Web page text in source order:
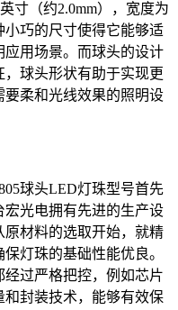
寸（约2.0mm），宽度为
小巧的尺寸使得它能够适
用场景。而球头的设计
球头形状有助于实现更
柔和光线效果的照明设
球头LED灯珠型号首先
光电拥有先进的生产设
材料的选取开始，就精
灯珠的基础性能优良。
过严格把控，例如芯片
封装技术，能够有效保